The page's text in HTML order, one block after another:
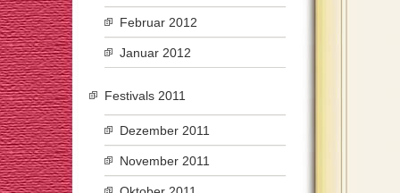
Februar 2012
Januar 2012
Festivals 2011
Dezember 2011
November 2011